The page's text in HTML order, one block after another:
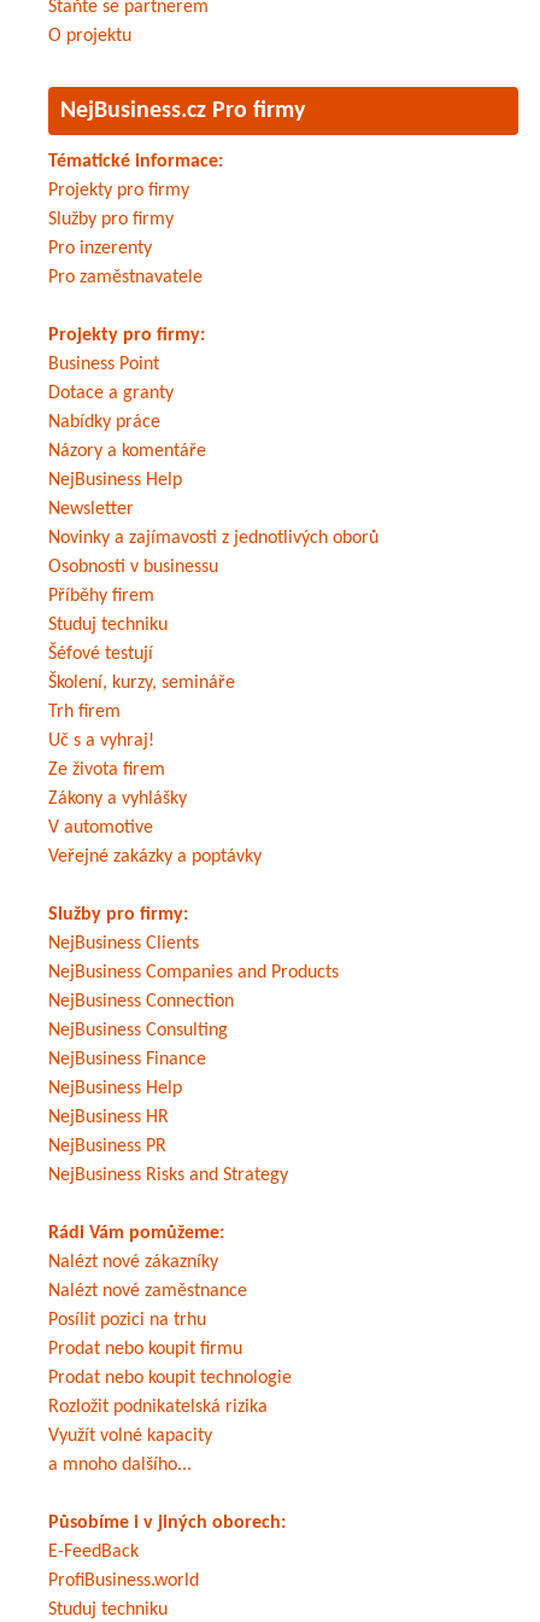
Staňte se partnerem
O projektu
NejBusiness.cz Pro firmy
Tématické informace:
Projekty pro firmy
Služby pro firmy
Pro inzerenty
Pro zaměstnavatele
Projekty pro firmy:
Business Point
Dotace a granty
Nabídky práce
Názory a komentáře
NejBusiness Help
Newsletter
Novinky a zajímavosti z jednotlivých oborů
Osobnosti v businessu
Příběhy firem
Studuj techniku
Šéfové testují
Školení, kurzy, semináře
Trh firem
Uč s a vyhraj!
Ze života firem
Zákony a vyhlášky
V automotive
Veřejné zakázky a poptávky
Služby pro firmy:
NejBusiness Clients
NejBusiness Companies and Products
NejBusiness Connection
NejBusiness Consulting
NejBusiness Finance
NejBusiness Help
NejBusiness HR
NejBusiness PR
NejBusiness Risks and Strategy
Rádi Vám pomůžeme:
Nalézt nové zákazníky
Nalézt nové zaměstnance
Posílit pozici na trhu
Prodat nebo koupit firmu
Prodat nebo koupit technologie
Rozložit podnikatelská rizika
Využít volné kapacity
a mnoho dalšího...
Působíme i v jiných oborech:
E-FeedBack
ProfiBusiness.world
Studuj techniku